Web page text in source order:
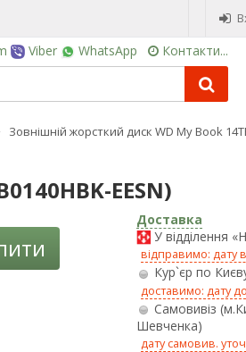
Viber WhatsApp Контакти...
Зовнішній жорсткий диск WD My Book
EESN)
Доставка
У відділення
відправимо: дату
Кур`єр по
доставимо: дату
Самовивіз
Шевченка)
дату самовив.